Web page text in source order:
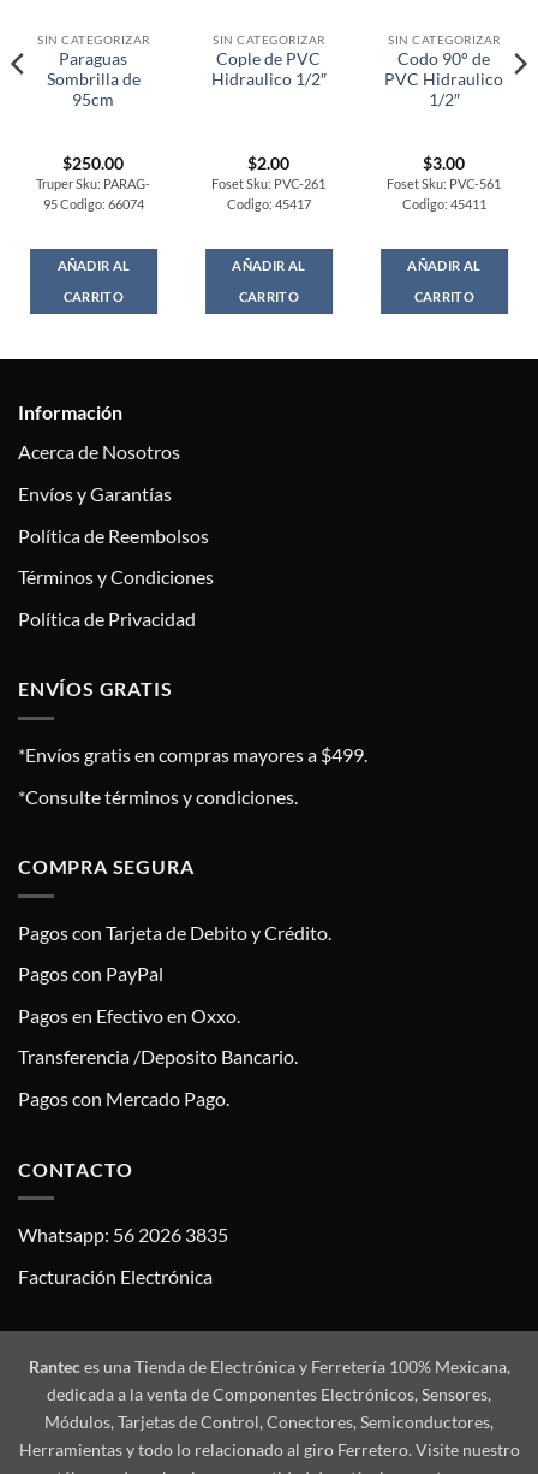
SIN CATEGORIZAR
Paraguas
Sombrilla de
95cm
$250.00
Truper Sku: PARAG-
95 Codigo: 66074
AÑADIR AL
CARRITO
SIN CATEGORIZAR
Cople de PVC
Hidraulico 1/2″
$2.00
Foset Sku: PVC-261
Codigo: 45417
AÑADIR AL
CARRITO
SIN CATEGORIZAR
Codo 90° de
PVC Hidraulico
1/2″
$3.00
Foset Sku: PVC-561
Codigo: 45411
AÑADIR AL
CARRITO
Información
Acerca de Nosotros
Envíos y Garantías
Política de Reembolsos
Términos y Condiciones
Política de Privacidad
ENVÍOS GRATIS
*Envíos gratis en compras mayores a $499.
*Consulte términos y condiciones.
COMPRA SEGURA
Pagos con Tarjeta de Debito y Crédito.
Pagos con PayPal
Pagos en Efectivo en Oxxo.
Transferencia /Deposito Bancario.
Pagos con Mercado Pago.
CONTACTO
Whatsapp: 56 2026 3835
Facturación Electrónica
Ranteces una Tienda de Electrónica y Ferretería 100% Mexicana,
dedicada a la venta de Componentes Electrónicos, Sensores,
Módulos, Tarjetas de Control, Conectores, Semiconductores,
Herramientas y todo lo relacionado al giro Ferretero. Visite nuestro